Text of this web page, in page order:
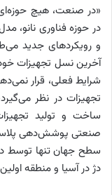
«در صنعت، هیچ حوزه‌ای
در حوزه فناوری نانو،
و رویکردهای جدید
آخرین نسل تجهیزات
شرایط فعلی، قرار
تجهیزات در نظر
ساخت و تولید
صنعتی پوشش‌دهی
سطح جهان تنها توسط
دژ در آسیا و منطقه